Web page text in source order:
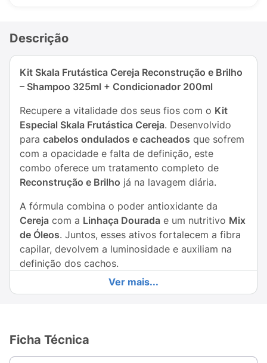
Descrição
Kit Skala Frutástica Cereja Reconstrução e Brilho
– Shampoo 325ml + Condicionador 200ml
Recupere a vitalidade dos seus fios com o Kit
Especial Skala Frutástica Cereja. Desenvolvido
para cabelos ondulados e cacheados que sofrem
com a opacidade e falta de definição, este
combo oferece um tratamento completo de
Reconstrução e Brilho já na lavagem diária.
A fórmula combina o poder antioxidante da
Cereja com a Linhaça Dourada e um nutritivo Mix
de Óleos. Juntos, esses ativos fortalecem a fibra
capilar, devolvem a luminosidade e auxiliam na
definição dos cachos.
O kit conta com uma embalagem eco-friendly
O Kit Contém:
Ver mais...
Ficha Técnica